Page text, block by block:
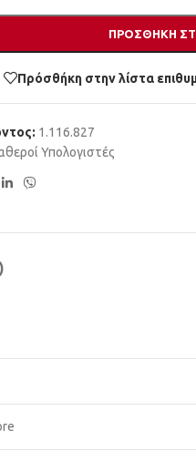
ΠΡΟΣΘΉΚΗ
Πρόσθήκη στην λίστα
1.116.827
Υπολογιστές